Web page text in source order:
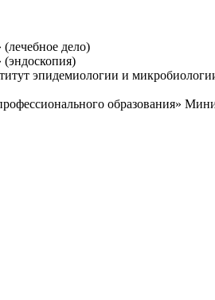
дело)
(эндоскопия)
эпидемиологии и
образования»